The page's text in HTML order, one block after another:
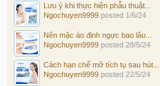
Lưu ý khi thực hiện phẫu thuật...
Ngochuyen9999 posted 1/6/24
Nên mặc áo định ngực bao lâu...
Ngochuyen9999 posted 28/5/24
Cách hạn chế mỡ tích tụ sau hút...
Ngochuyen9999 posted 22/5/24